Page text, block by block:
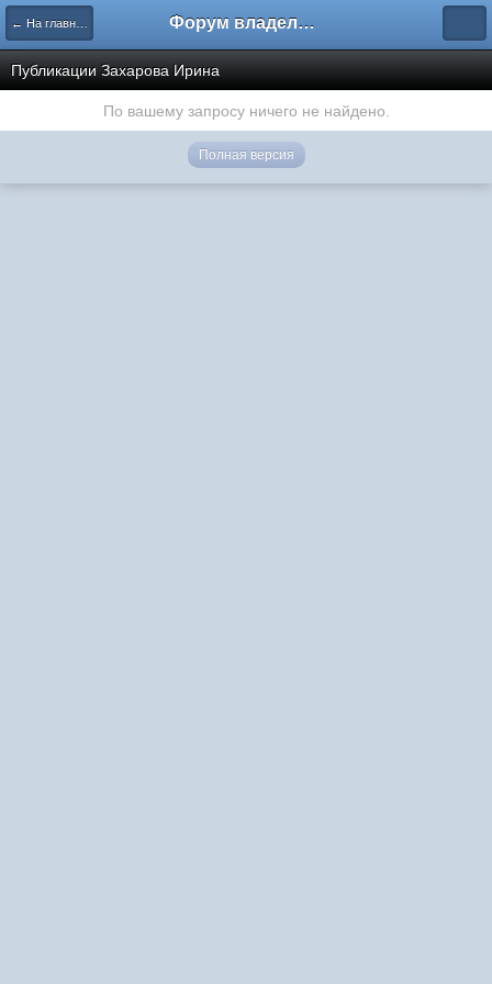
← На главную Форум владельцев интернет-магазинов
Публикации Захарова Ирина
По вашему запросу ничего не найдено.
Полная версия